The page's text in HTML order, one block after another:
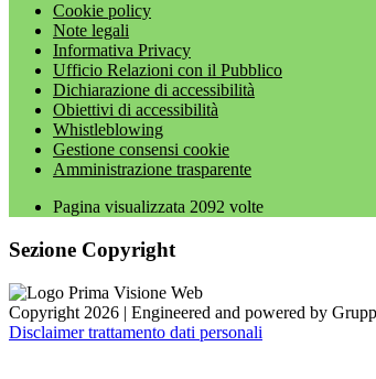
Cookie policy
Note legali
Informativa Privacy
Ufficio Relazioni con il Pubblico
Dichiarazione di accessibilità
Obiettivi di accessibilità
Whistleblowing
Gestione consensi cookie
Amministrazione trasparente
Pagina visualizzata 2092 volte
Sezione Copyright
Copyright 2026 | Engineered and powered by
Disclaimer trattamento dati personali